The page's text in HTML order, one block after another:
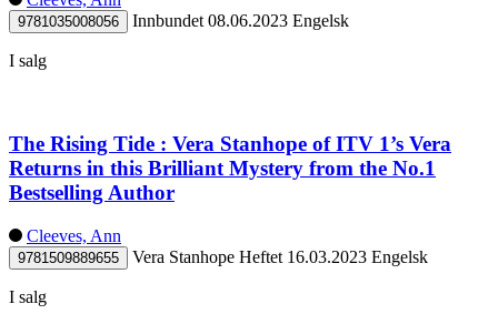
9781035008056 Innbundet 08.06.2023 Engelsk
I salg
The Rising Tide : Vera Stanhope of ITV 1’s Vera
Returns in this Brilliant Mystery from the No.1
Bestselling Author
Cleeves, Ann
9781509889655 Vera Stanhope Heftet 16.03.2023 Engelsk
I salg